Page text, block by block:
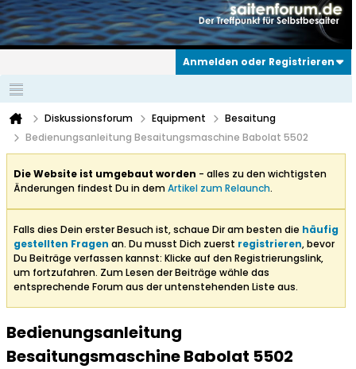
Anmelden oder Registrieren
Diskussionsforum Equipment
Besaitung
Bedienungsanleitung Besaitungsmaschine Babolat 5502
Die Website ist umgebaut worden - alles zu den wichtigsten
Änderungen findest Du in demArtikel zum Relaunch.
Falls dies Dein erster Besuch ist, schaue Dir am besten die häufig
gestellten Fragen an. Du musst Dich zuerst registrieren, bevor
Du Beiträge verfassen kannst: Klicke auf den Registrierungslink,
um fortzufahren. Zum Lesen der Beiträge wähle das
entsprechende Forum aus der untenstehenden Liste aus.
Bedienungsanleitung
Besaitungsmaschine Babolat 5502